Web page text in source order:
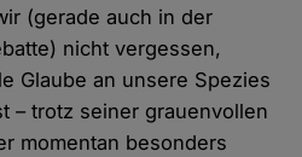
(gerade auch in der
nicht vergessen,
Glaube an unsere Spezies
– trotz seiner grauenvollen
momentan besonders